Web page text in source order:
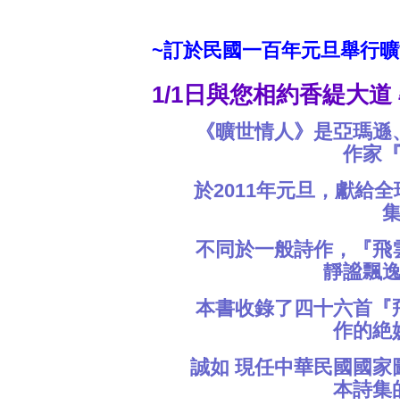
~訂於民國一百年元旦舉行
1/1日與您相約香緹大
《曠世情人》是亞瑪
作家
於2011年元旦，獻給
不同於一般詩作，『
靜謐飄
本書收錄了四十六首
作的絶
誠如 現任中華民國國
本詩集